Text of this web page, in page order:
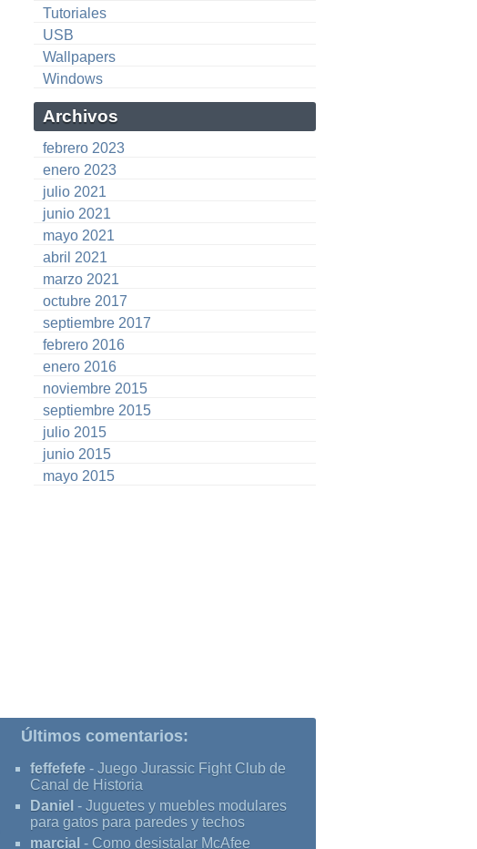
Tutoriales
USB
Wallpapers
Windows
Archivos
febrero 2023
enero 2023
julio 2021
junio 2021
mayo 2021
abril 2021
marzo 2021
octubre 2017
septiembre 2017
febrero 2016
enero 2016
noviembre 2015
septiembre 2015
julio 2015
junio 2015
mayo 2015
Últimos comentarios:
feffefefe - Juego Jurassic Fight Club de
Canal de Historia
Daniel - Juguetes y muebles modulares
para gatos para paredes y techos
marcial - Como desistalar McAfee